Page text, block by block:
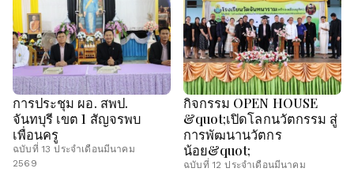
การประชุม ผอ. สพป.
จันทบุรี เขต 1 สัญจรพบ
เพื่อนครู
ฉบับที่ 13 ประจำเดือนมีนาคม
2569
กิจกรรม OPEN HOUSE
&quot;เปิดโลกนวัตกรรม สู่
การพัฒนานวัตกร
น้อย&quot;
ฉบับที่ 12 ประจำเดือนมีนาคม